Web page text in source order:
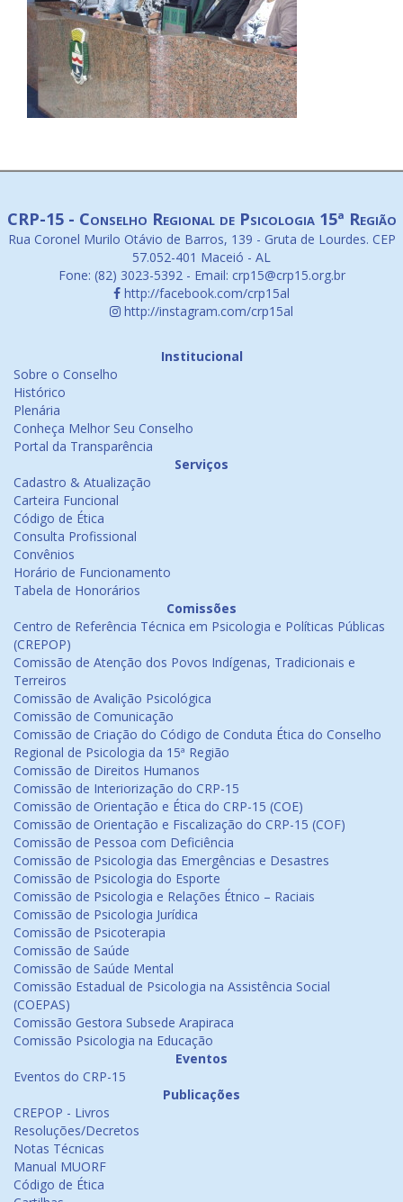
CRP-15 - Conselho Regional de Psicologia 15ª Região
Rua Coronel Murilo Otávio de Barros, 139 - Gruta de Lourdes. CEP
57.052-401 Maceió - AL
Fone: (82) 3023-5392 - Email: crp15@crp15.org.br
http://facebook.com/crp15al
http://instagram.com/crp15al
Institucional
Sobre o Conselho
Histórico
Plenária
Conheça Melhor Seu Conselho
Portal da Transparência
Serviços
Cadastro & Atualização
Carteira Funcional
Código de Ética
Consulta Profissional
Convênios
Horário de Funcionamento
Tabela de Honorários
Comissões
Centro de Referência Técnica em Psicologia e Políticas Públicas
(CREPOP)
Comissão de Atenção dos Povos Indígenas, Tradicionais e
Terreiros
Comissão de Avalição Psicológica
Comissão de Comunicação
Comissão de Criação do Código de Conduta Ética do Conselho
Regional de Psicologia da 15ª Região
Comissão de Direitos Humanos
Comissão de Interiorização do CRP-15
Comissão de Orientação e Ética do CRP-15 (COE)
Comissão de Orientação e Fiscalização do CRP-15 (COF)
Comissão de Pessoa com Deficiência
Comissão de Psicologia das Emergências e Desastres
Comissão de Psicologia do Esporte
Comissão de Psicologia e Relações Étnico – Raciais
Comissão de Psicologia Jurídica
Comissão de Psicoterapia
Comissão de Saúde
Comissão de Saúde Mental
Comissão Estadual de Psicologia na Assistência Social
(COEPAS)
Comissão Gestora Subsede Arapiraca
Comissão Psicologia na Educação
Eventos
Eventos do CRP-15
Publicações
CREPOP - Livros
Resoluções/Decretos
Notas Técnicas
Manual MUORF
Código de Ética